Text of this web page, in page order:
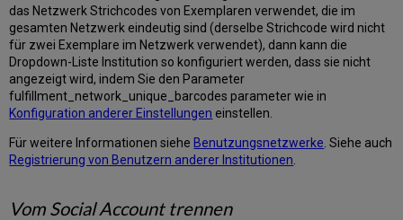
das Netzwerk Strichcodes von Exemplaren verwendet, die im
gesamten Netzwerk eindeutig sind (derselbe Strichcode wird nicht
für zwei Exemplare im Netzwerk verwendet), dann kann die
Dropdown-Liste Institution so konfiguriert werden, dass sie nicht
angezeigt wird, indem Sie den Parameter
fulfillment_network_unique_barcodes parameter wie in
Konfiguration anderer Einstellungen einstellen.
Für weitere Informationen siehe Benutzungsnetzwerke . Siehe auch
Registrierung von Benutzern anderer Institutionen
Vom Social Account trennen